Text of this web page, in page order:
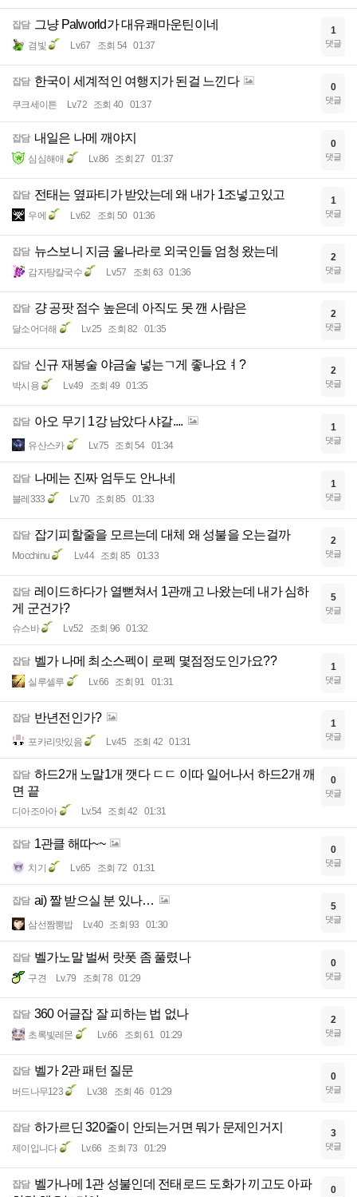
잡담 그냥 Palworld가 대유쾌마운틴이네
겸빛 Lv.67 조회 54 01:37
1
댓글
잡담 한국이 세계적인 여행지가 된걸 느낀다
쿠크세이튼 Lv.72 조회 40 01:37
0
댓글
잡담 내일은 나메 깨야지
심심해애 Lv.86 조회 27 01:37
0
댓글
잡담 전태는 옆파티가 받았는데 왜 내가 1조넣고있고
우에 Lv.62 조회 50 01:36
1
댓글
잡담 뉴스보니 지금 울나라로 외국인들 엄청 왔는데
감자탕칼국수 Lv.57 조회 63 01:36
2
댓글
잡담 걍 공팟 점수 높은데 아직도 못 깬 사람은
달소어더해 Lv.25 조회 82 01:35
2
댓글
잡담 신규 재봉술 야금술 넣는ㄱ게 좋나요ㅕ?
박시용 Lv.49 조회 49 01:35
2
댓글
잡담 아오 무기 1강 남았다 샤갈....
유산스카 Lv.75 조회 54 01:34
1
댓글
잡담 나메는 진짜 엄두도 안나네
블레333 Lv.70 조회 85 01:33
1
댓글
잡담 잡기피할줄을 모르는데 대체 왜 성불을 오는걸까
Mocchinu Lv.44 조회 85 01:33
2
댓글
잡담 레이드하다가 열뻗쳐서 1관깨고 나왔는데 내가 심하
게 군건가?
슈스바 Lv.52 조회 96 01:32
5
댓글
잡담 벨가 나메 최소스펙이 로펙 몇점정도인가요??
실루셀루 Lv.66 조회 91 01:31
1
댓글
잡담 반년전인가?
포카리맛있음 Lv.45 조회 42 01:31
1
댓글
잡담 하드2개 노말1개 깻다 ㄷㄷ 이따 일어나서 하드2개 깨
면 끝
디아조아아 Lv.54 조회 42 01:31
0
댓글
잡담 1관클 해따~~
치기 Lv.65 조회 72 01:31
0
댓글
잡담 ai) 짤 받으실 분 있나…
삼선짬뽕밥 Lv.40 조회 93 01:30
5
댓글
잡담 벨가노말 벌써 랏폿 좀 풀렸나
구견 Lv.79 조회 78 01:29
0
댓글
잡담 360 어글잡 잘 피하는 법 없나
초록빛레몬 Lv.66 조회 61 01:29
2
댓글
잡담 벨가 2관 패턴 질문
버드나무123 Lv.38 조회 46 01:29
0
댓글
잡담 하가르딘 320줄이 안되는거면 뭐가 문제인거지
제이입니다 Lv.66 조회 73 01:29
3
댓글
잡담 벨가나메 1관 성불인데 전태로드 도화가 끼고도 아파
0